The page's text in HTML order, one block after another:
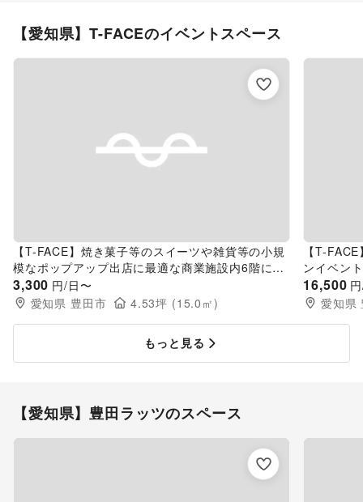
【愛知県】T-FACEのイベントスペース
【T-FACE】焼き菓子等のスイーツや雑貨等の小規
模なポップアップ出店に最適な商業施設内6階にあ
る小規模スペース
3,300 円/日〜
愛知県 豊田市 4.53坪 (15.0 ㎡)
【T-
ンイベン
階連絡通
16,500
愛知県
もっと見る
【愛知県】豊田ラッツのスペース